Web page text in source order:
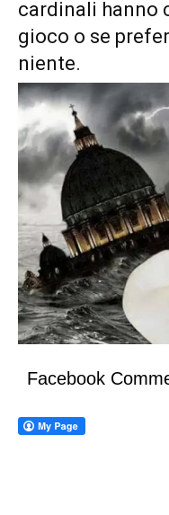
cardinali hanno
gioco o se
niente.
Facebook